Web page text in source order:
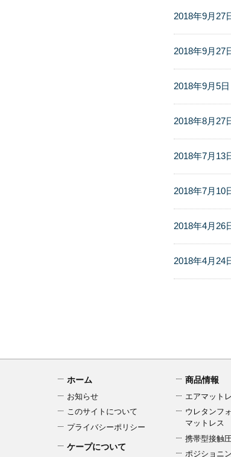
2018年9月27
2018年9月27
2018年9月5日
2018年8月27
2018年7月13
2018年7月10
2018年4月26
2018年4月24
ホーム
お知らせ
このサイトについて
プライバシーポリシー
ケープについて
商品情報
エアマット
ウレタンフ
マットレス
携帯型接触
ポジショニ